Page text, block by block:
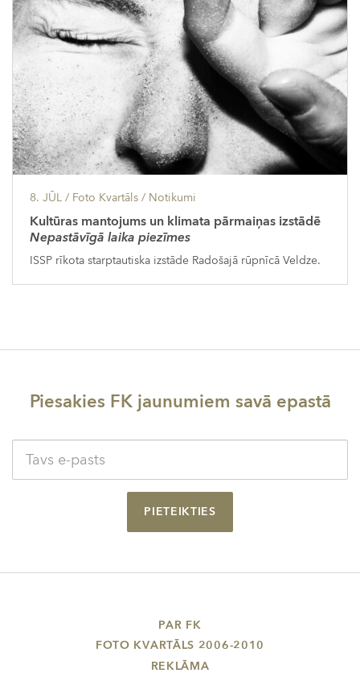
8. JŪL / Foto Kvartāls / Notikumi
Kultūras mantojums un klimata pārmaiņas izstādē
Nepastāvīgā laika piezīmes
ISSP rīkota starptautiska izstāde Radošajā rūpnīcā Veldze.
Piesakies FK jaunumiem savā epastā
PIETEIKTIES
PAR FK
FOTO KVARTĀLS 2006-2010
REKLĀMA